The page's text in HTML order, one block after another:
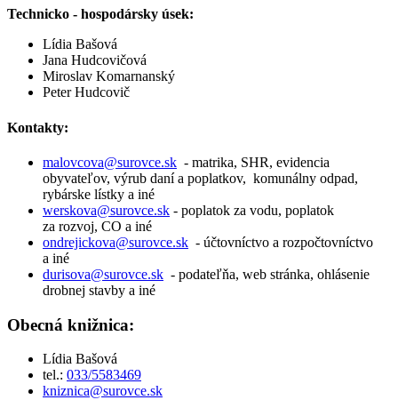
Technicko - hospodársky úsek:
Lídia Bašová
Jana Hudcovičová
Miroslav Komarnanský
Peter Hudcovič
Kontakty:
malovcova@surovce.sk - matrika, SHR, evidencia
obyvateľov, výrub daní a poplatkov, komunálny odpad,
rybárske lístky a iné
werskova@surovce.sk - poplatok za vodu, poplatok
za rozvoj, CO a iné
ondrejickova@surovce.sk - účtovníctvo a rozpočtovníctvo
a iné
durisova@surovce.sk - podateľňa, web stránka, ohlásenie
drobnej stavby a iné
Obecná knižnica:
Lídia Bašová
tel.: 033/5583469
kniznica@surovce.sk